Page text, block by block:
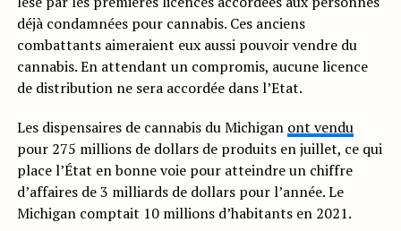
déjà condamnées pour cannabis. Ces anciens
combattants aimeraient eux aussi pouvoir vendre du
cannabis. En attendant un compromis, aucune licence
de distribution ne sera accordée dans l’Etat.
Les dispensaires de cannabis du Michigan ont vendu
pour 275 millions de dollars de produits en juillet, ce qui
place l’État en bonne voie pour atteindre un chiffre
d’affaires de 3 milliards de dollars pour l’année. Le
Michigan comptait 10 millions d’habitants en 2021.